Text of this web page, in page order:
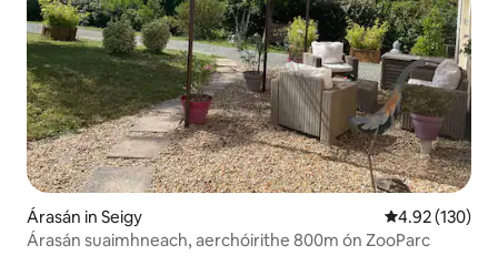
Árasán in Seigy Meánrátáil
4.92 (130)
Árasán suaimhneach, aerchóirithe 800m ón ZooParc